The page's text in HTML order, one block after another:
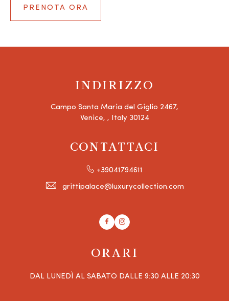
PRENOTA ORA
INDIRIZZO
Campo Santa Maria del Giglio 2467,
Venice, , Italy 30124
CONTATTACI
+39041794611
grittipalace@luxurycollection.com
FacebookInstagram
ORARI
DAL LUNEDÌ AL SABATO DALLE 9:30 ALLE 20:30